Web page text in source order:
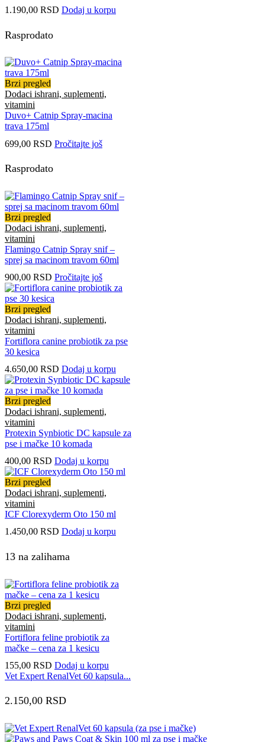
1.190,00 RSD Dodaj u korpu
Rasprodato
Brzi pregled
Dodaci ishrani, suplementi,
vitamini
Duvo+ Catnip Spray-macina
trava 175ml
699,00 RSD Pročitajte još
Rasprodato
Brzi pregled
Dodaci ishrani, suplementi,
vitamini
Flamingo Catnip Spray snif –
sprej sa macinom travom 60ml
900,00 RSD Pročitajte još
Brzi pregled
Dodaci ishrani, suplementi,
vitamini
Fortiflora canine probiotik za pse
30 kesica
4.650,00 RSD Dodaj u korpu
Brzi pregled
Dodaci ishrani, suplementi,
vitamini
Protexin Synbiotic DC kapsule za
pse i mačke 10 komada
400,00 RSD Dodaj u korpu
Brzi pregled
Dodaci ishrani, suplementi,
vitamini
ICF Clorexyderm Oto 150 ml
1.450,00 RSD Dodaj u korpu
13 na zalihama
Brzi pregled
Dodaci ishrani, suplementi,
vitamini
Fortiflora feline probiotik za
mačke – cena za 1 kesicu
155,00 RSD Dodaj u korpu
Vet Expert RenalVet 60 kapsula...
2.150,00 RSD